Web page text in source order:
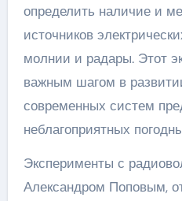
определить наличие и
источников
молнии и радары. Этот
важным шагом в
современных систем
неблагоприятных
Эксперименты с
Александром Поповым,